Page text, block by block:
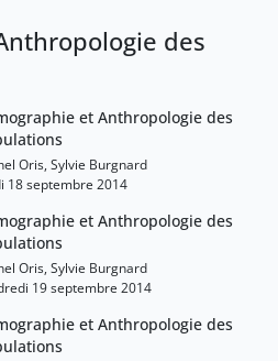
des
et Anthropologie des
Oris, Sylvie Burgnard
18 septembre 2014
et Anthropologie des
Oris, Sylvie Burgnard
19 septembre 2014
et Anthropologie des